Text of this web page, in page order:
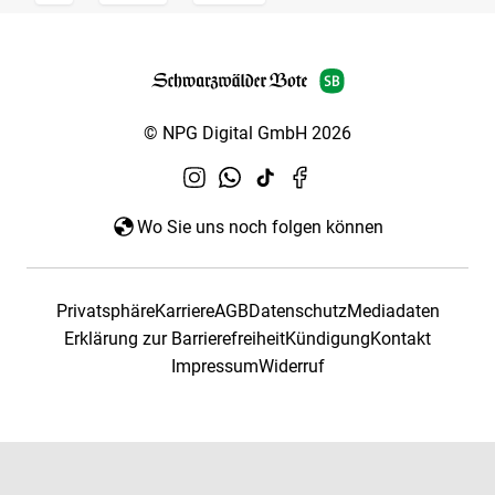
© NPG Digital GmbH 2026
Wo Sie uns noch folgen können
PrivatsphäreKarriereAGBDatenschutzMediadaten
Erklärung zur BarrierefreiheitKündigungKontakt
ImpressumWiderruf